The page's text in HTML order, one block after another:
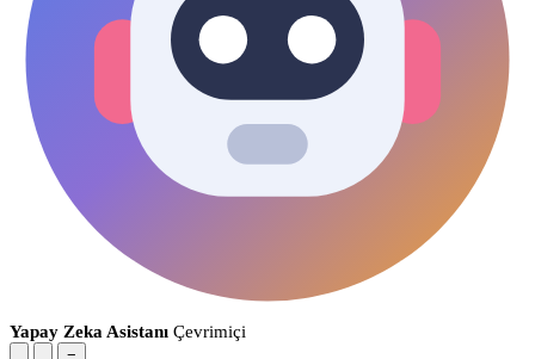
Yapay Zeka Asistanı Çevrimiçi
−